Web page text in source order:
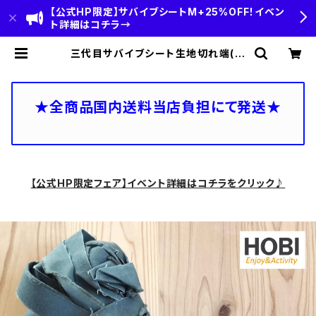
【公式HP限定】サバイブシートM+25%OFF！イベン
ト詳細はコチラ→
三代目サバイブシート生地切れ端(合
(ホビ)公式-HOBI STANDARD‐
【CAMP＆OUTDOOR】
★全商品国内送料当店負担にて発送★
【公式HP限定フェア】イベント詳細はコチラをクリック♪